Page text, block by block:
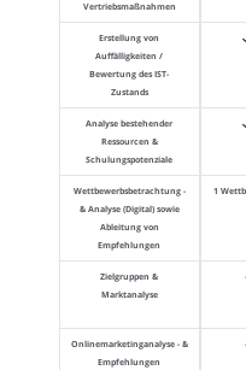
Vertriebsmaßnahmen
Erstellung von
Auffälligkeiten /
Bewertung des IST-
Zustands
Analyse bestehender
Ressourcen &
Schulungspotenziale
Wettbewerbsbetrachtung -
& Analyse (Digital) sowie
Ableitung von
Empfehlungen
1
Zielgruppen &
Marktanalyse
-
Onlinemarketinganalyse - &
Empfehlungen
-